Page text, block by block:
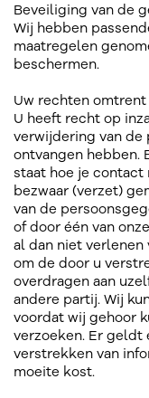
Beveiliging van de
Wij hebben
maatregelen
beschermen.
Uw rechten
U heeft recht op
verwijdering van de
ontvangen hebben.
staat hoe je contact
bezwaar (verzet)
van de
of door één van
al dan niet
om de door u
overdragen aan
andere partij. Wij
voordat wij gehoor
verzoeken. Er
verstrekken van
moeite kost.